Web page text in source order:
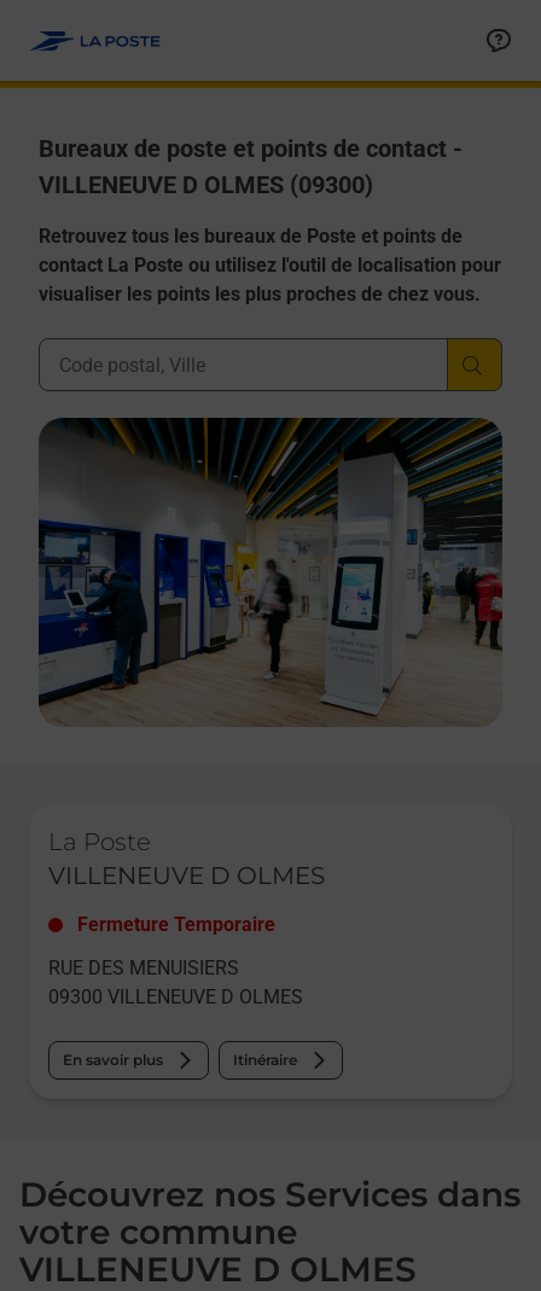
Bureaux de poste et points de contact -
VILLENEUVE D OLMES (09300)
Retrouvez tous les bureaux de Poste et points de
contact La Poste ou utilisez l'outil de localisation pour
visualiser les points les plus proches de chez vous.
Ville, Département, Code Postal
La Poste
VILLENEUVE D OLMES
Fermeture Temporaire
RUE DES MENUISIERS
09300 VILLENEUVE D OLMES
En savoir plus Itinéraire
Découvrez nos Services dans
votre commune
VILLENEUVE D OLMES